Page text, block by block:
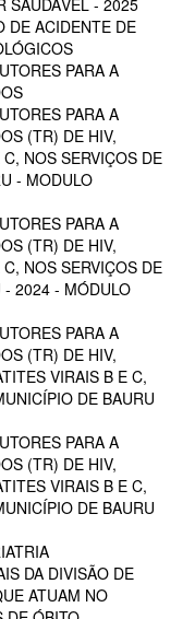
SAUDÁVEL - 2025
DE ACIDENTE DE
PARA A
PARA A
(TR) DE HIV,
NOS SERVIÇOS DE
- MODULO
PARA A
(TR) DE HIV,
NOS SERVIÇOS DE
- 2024 - MÓDULO
PARA A
(TR) DE HIV,
VIRAIS B E C,
DE BAURU
PARA A
(TR) DE HIV,
VIRAIS B E C,
DE BAURU
DA DIVISÃO DE
ATUAM NO